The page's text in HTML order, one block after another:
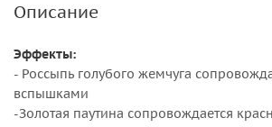
Описание
Эффекты:
- Россыпь голубого жемчуга
вспышками
-Золотая паутина сопровождается